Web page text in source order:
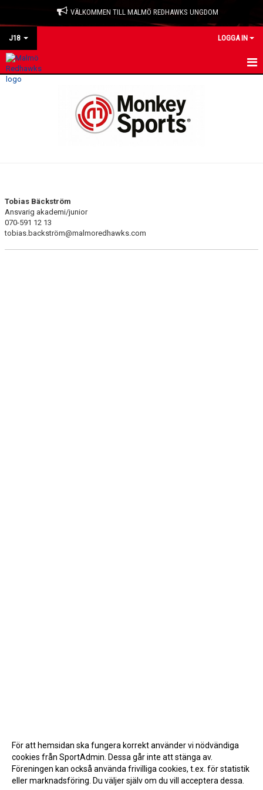
VÄLKOMMEN TILL MALMÖ REDHAWKS UNGDOM
J18 LOGGA IN
HEM
DOKUMENT
KONTAKT
Tobias Bäckström
Ansvarig akademi/junior
‭070-591 12 13‬
tobias.backström@malmoredhawks.com
För att hemsidan ska fungera korrekt använder vi nödvändiga
cookies från SportAdmin. Dessa går inte att stänga av.
Föreningen kan också använda frivilliga cookies, t.ex. för statistik
eller marknadsföring. Du väljer själv om du vill acceptera dessa.